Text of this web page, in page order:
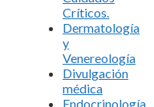
Críticos.
Dermatología
y
Venereología
Divulgación
médica
Endocrinología